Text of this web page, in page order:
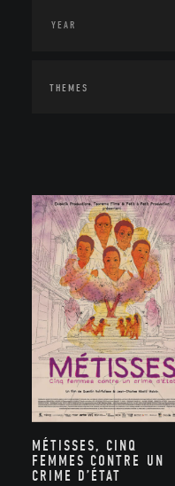
THEMES
MÉTISSES, CINQ
FEMMES CONTRE UN
CRIME D’ÉTAT